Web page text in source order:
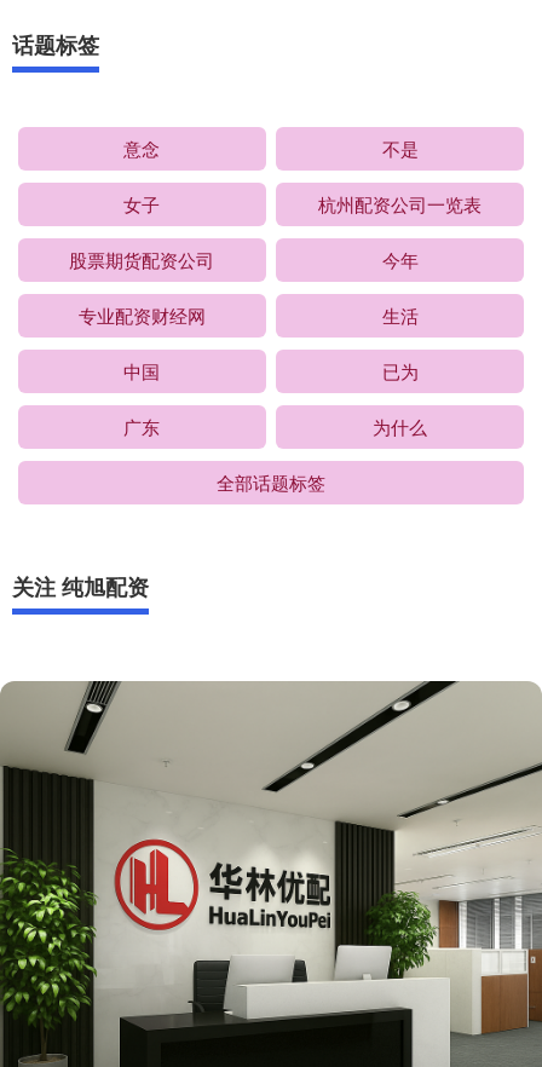
话题标签
意念 不是
女子 杭州配资公司一览表
股票期货配资公司 今年
专业配资财经网 生活
中国 已为
广东 为什么
全部话题标签
关注 纯旭配资